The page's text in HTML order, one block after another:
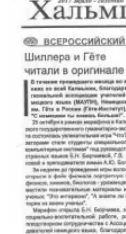
Личный кабинет
Расписание учебных занятий
полугодие
Коллективные творческие дела
Библиотека
Студенческий совет
Студенческое научное
Социальная поддержка
Центр содействия
График учебного процесса
Электронное обучение и
образовательные технологии
Демонстрационный экзамен
Родителям
Образовательный кредит